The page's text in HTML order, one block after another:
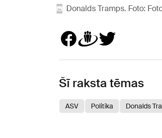
Donalds Tramps. Foto:
Šī raksta tēmas
ASV Politika Donalds